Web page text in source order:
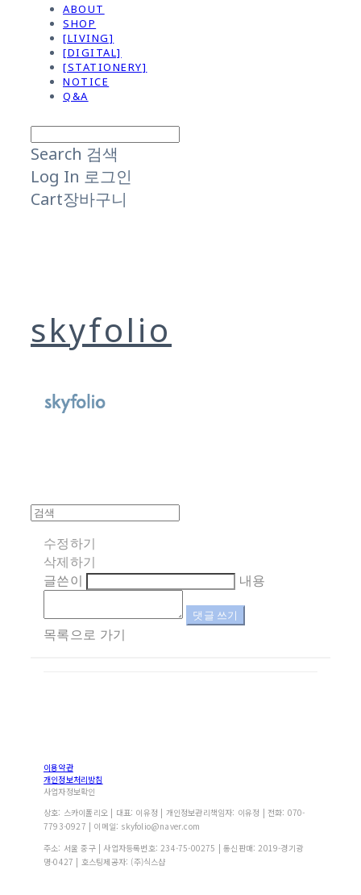
ABOUT
SHOP
[LIVING]
[DIGITAL]
[STATIONERY]
NOTICE
Q&A
Search 검색
Log In 로그인
Cart장바구니
skyfolio
수정하기
삭제하기
글쓴이
내용
댓글 쓰기
목록으로 가기
이용약관
개인정보처리방침
사업자정보확인
상호: 스카이폴리오 | 대표: 이유정 | 개인정보관리책임자: 이유정 | 전화: 070-
7793-0927 | 이메일: skyfolio@naver.com
주소: 서울 중구 | 사업자등록번호: 234-75-00275 | 통신판매: 2019-경기광
명-0427 | 호스팅제공자: (주)식스샵